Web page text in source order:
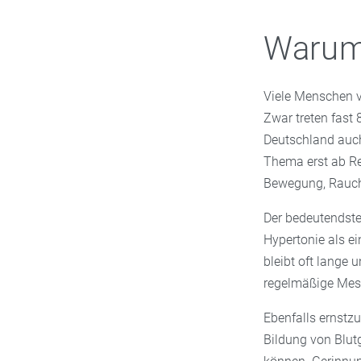
Viele Menschen
Zwar treten fast
Deutschland
Thema erst ab
Bewegung,
Der
Hypertonie als
bleibt oft lange
regelmäßige
Ebenfalls
Bildung von